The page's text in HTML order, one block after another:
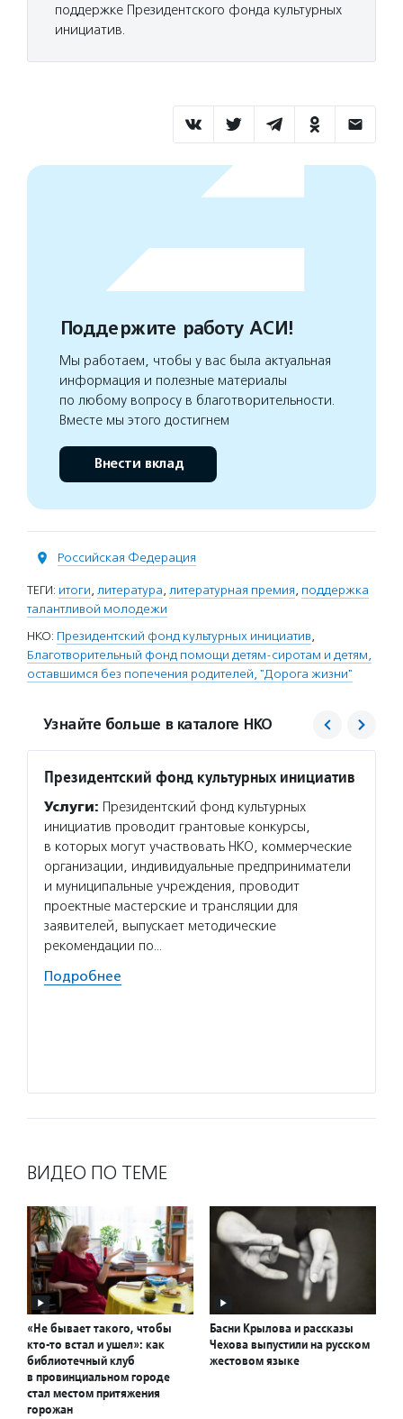
поддержке Президентского фонда культурных
инициатив.
Поддержите работу АСИ!
Мы работаем, чтобы у вас была актуальная
информация и полезные материалы
по любому вопросу в благотворительности.
Вместе мы этого достигнем
Внести вклад
Российская Федерация
ТЕГИ: итоги, литература, литературная премия, поддержка
талантливой молодежи
НКО: Президентский фонд культурных инициатив,
Благотворительный фонд помощи детям-сиротам и детям,
оставшимся без попечения родителей, "Дорога жизни"
Узнайте больше в каталоге НКО
Президентский фонд культурных инициатив
Услуги: Президентский фонд культурных
инициатив проводит грантовые конкурсы,
в которых могут участвовать НКО, коммерческие
организации, индивидуальные предприниматели
и муниципальные учреждения, проводит
проектные мастерские и трансляции для
заявителей, выпускает методические
рекомендации по…
Подробнее
ВИДЕО ПО ТЕМЕ
«Не бывает такого, чтобы
кто-то встал и ушел»: как
библиотечный клуб
в провинциальном городе
стал местом притяжения
горожан
Басни Крылова и рассказы
Чехова выпустили на русском
жестовом языке